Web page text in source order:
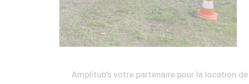
Amplitub's votre partenaire pour la location